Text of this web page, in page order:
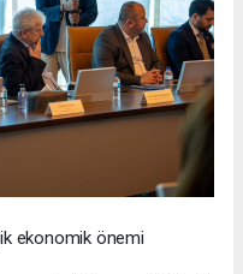
ekonomik önemi